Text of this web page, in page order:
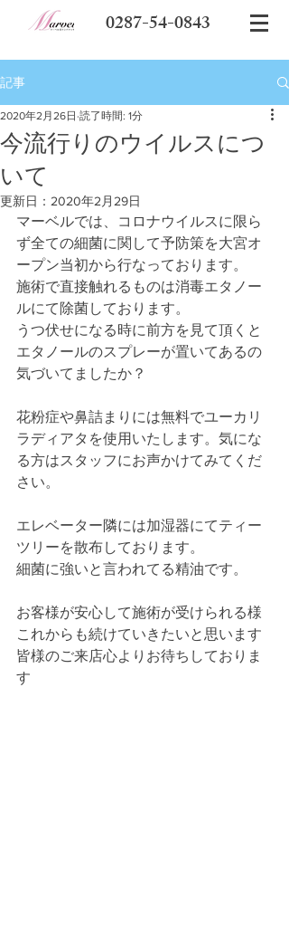
0287-54-0843
記事
今流行りのウイルスにつ
いて
2020年2月26日 読了時間: 1分
更新日： 2020年2月29日
マーベルでは、コロナウイルスに限ら
ず全ての細菌に関して予防策を大宮オ
ープン当初から行なっております。
施術で直接触れるものは消毒エタノー
ルにて除菌しております。
うつ伏せになる時に前方を見て頂くと
エタノールのスプレーが置いてあるの
気づいてましたか？
花粉症や鼻詰まりには無料でユーカリ
ラディアタを使用いたします。気にな
る方はスタッフにお声かけてみてくだ
さい。
エレベーター隣には加湿器にてティー
ツリーを散布しております。
細菌に強いと言われてる精油です。
お客様が安心して施術が受けられる様
これからも続けていきたいと思います
皆様のご来店心よりお待ちしておりま
す